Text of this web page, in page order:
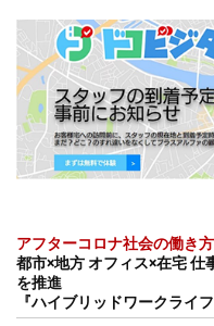
アフターコロナ社会の働き方
都市×地方 オフィス×在宅
を推進
『ハイブリッドワークライフ